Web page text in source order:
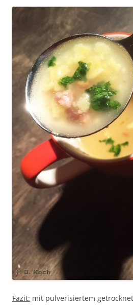
Fazit: mit pulverisiertem